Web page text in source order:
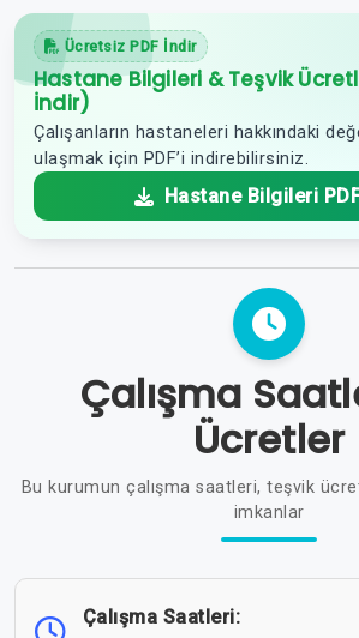
Ücretsiz PDF İndir
Hastane Bilgileri & Teşvik
İndir)
Çalışanların hastaneleri hakkındaki
ulaşmak için PDF’i indirebilirsiniz.
Hastane Bilgileri
Çalışma
Ücretler
Bu kurumun çalışma saatleri, teşvik
imkanlar
Çalışma Saatleri: